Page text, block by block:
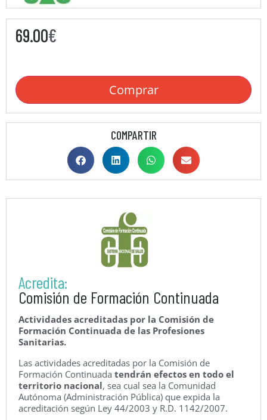
69.00€
Comprar
COMPARTIR
Acredita:
Comisión de Formación Continuada
Actividades acreditadas por la Comisión de
Formación Continuada de las Profesiones
Sanitarias.
Las actividades acreditadas por la Comisión de
Formación Continuada tendrán efectos en todo el
territorio nacional, sea cual sea la Comunidad
Autónoma (Administración Pública) que expida la
acreditación según Ley 44/2003 y R.D. 1142/2007.